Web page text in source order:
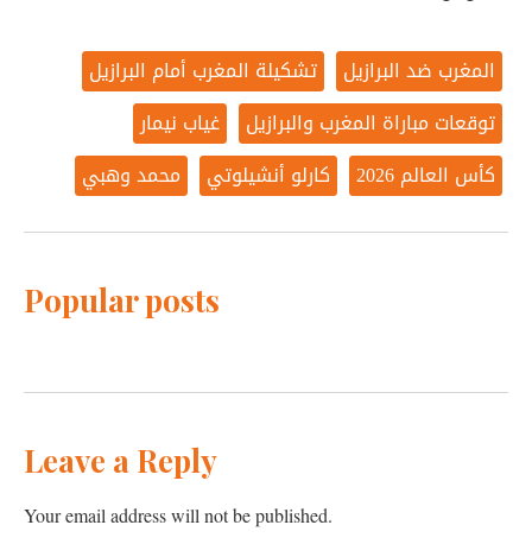
المغرب ضد البرازيل
تشكيلة المغرب أمام البرازيل
توقعات مباراة المغرب والبرازيل
غياب نيمار
كأس العالم 2026
كارلو أنشيلوتي محمد وهبي
Popular posts
Leave a Reply
Your email address will not be published.